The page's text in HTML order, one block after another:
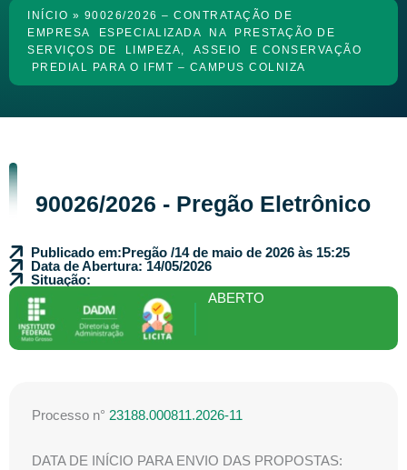
INÍCIO » 90026/2026 – CONTRATAÇÃO DE
EMPRESA ESPECIALIZADA NA PRESTAÇÃO DE
SERVIÇOS DE LIMPEZA, ASSEIO E CONSERVAÇÃO
PREDIAL PARA O IFMT – CAMPUS COLNIZA
90026/2026 - Pregão Eletrônico
Publicado em:Pregão /14 de maio de 2026 às 15:25
Data de Abertura: 14/05/2026
Situação:
ABERTO
Processo n° 23188.000811.2026-11
DATA DE INÍCIO PARA ENVIO DAS PROPOSTAS: